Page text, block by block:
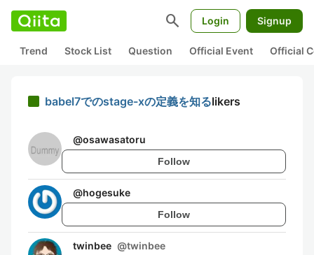
search Login Signup
Trend Stock List Question Official Event Official
babel7でのstage-xの定義を知るlikers
@osawasatoru
Follow
@hogesuke
Follow
twinbee @twinbee